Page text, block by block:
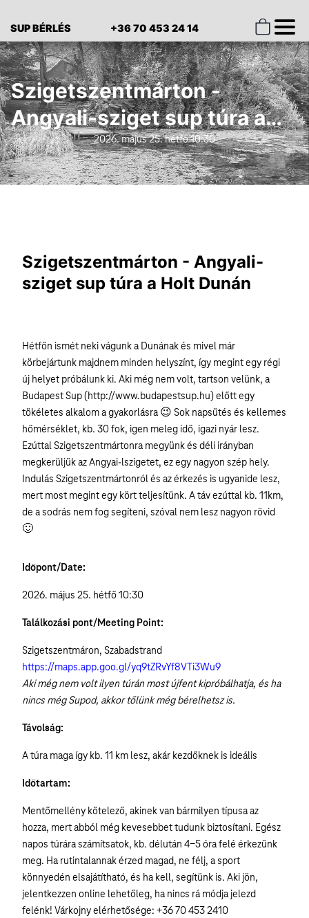
SUP BÉRLÉS +36 70 453 24 14
Szigetszentmárton -
Angyali-sziget sup túra a
Holt Dunán2026. május 25. hétfő 10:30
Szigetszentmárton - Angyali-
sziget sup túra a Holt Dunán
Hétfőn ismét neki vágunk a Dunának és mivel már
körbejártunk majdnem minden helyszínt, így megint egy régi
új helyet próbálunk ki. Aki még nem volt, tartson velünk, a
Budapest Sup (http://www.budapestsup.hu) előtt egy
tökéletes alkalom a gyakorlásra 😉 Sok napsütés és kellemes
hőmérséklet, kb. 30 fok, igen meleg idő, igazi nyár lesz.
Ezúttal Szigetszentmártonra megyünk és déli irányban
megkerüljük az Angyai-lszigetet, ez egy nagyon szép hely.
Indulás Szigetszentmártonról és az érkezés is ugyanide lesz,
mert most megint egy kört teljesítünk. A táv ezúttal kb. 11km,
de a sodrás nem fog segíteni, szóval nem lesz nagyon rövid
🙂
Időpont/Date:
2026. május 25. hétfő 10:30
Találkozási pont/Meeting Point:
Szigetszentmáron, Szabadstrand
https://maps.app.goo.gl/yq9tZRvYf8VTi3Wu9
Aki még nem volt ilyen túrán most újfent kipróbálhatja, és ha
nincs még Supod, akkor tőlünk még bérelhetsz is.
Távolság:
A túra maga így kb. 11 km lesz, akár kezdőknek is ideális
Időtartam:
Mentőmellény kötelező, akinek van bármilyen típusa az
hozza, mert abból még kevesebbet tudunk biztosítani. Egész
napos túrára számítsatok, kb. délután 4-5 óra felé érkezünk
meg. Ha rutintalannak érzed magad, ne félj, a sport
könnyedén elsajátítható, és ha kell, segítünk is. Aki jön,
jelentkezzen online lehetőleg, ha nincs rá módja jelezd
felénk! Várkojny elérhetősége: +36 70 453 2410